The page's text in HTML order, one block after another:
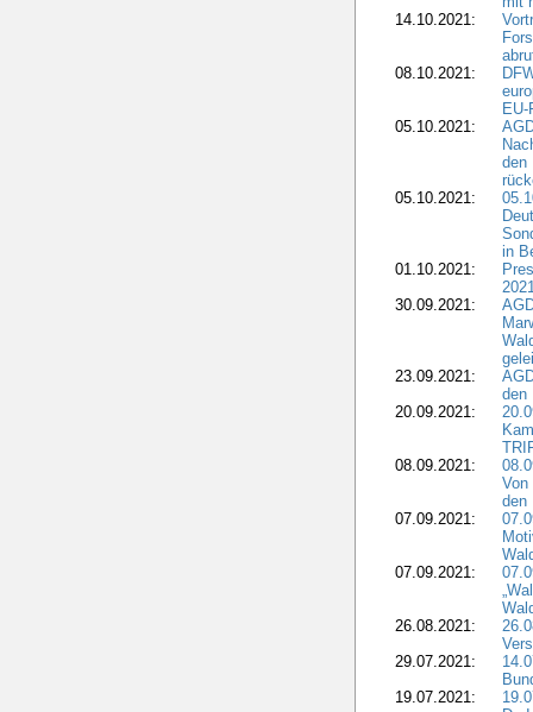
14.10.2021:
08.10.2021:
05.10.2021:
den
05.10.2021:
in
01.10.2021:
30.09.2021:
23.09.2021:
den
20.09.2021:
08.09.2021:
den
07.09.2021:
07.09.2021:
26.08.2021:
29.07.2021:
19.07.2021: